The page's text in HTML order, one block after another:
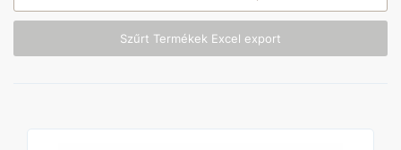
Szűrt Termékek Excel export